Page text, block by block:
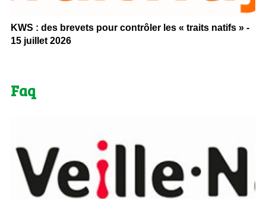
KWS : des brevets pour contrôler les « traits natifs » -
15 juillet 2026
Faq